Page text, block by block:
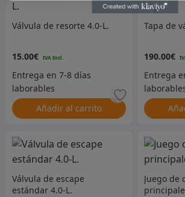
Válvula de resorte 4.0-L.
15.00€
Añadir al carrito
Tapa de
190.00€
Válvula de escape
estándar 4.0-L.
Juego de